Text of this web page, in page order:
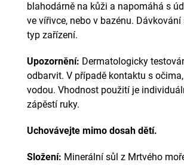
blahodárně na kůži a napomáhá s
ve vířivce, nebo v bazénu.
typ zařízení.
Upozornění: Dermatologicky
odbarvit. V případě kontaktu s
vodou. Vhodnost použití je
zápěstí ruky.
Uchovávejte mimo dosah dětí.
Složení: Minerální sůl z Mrtvého